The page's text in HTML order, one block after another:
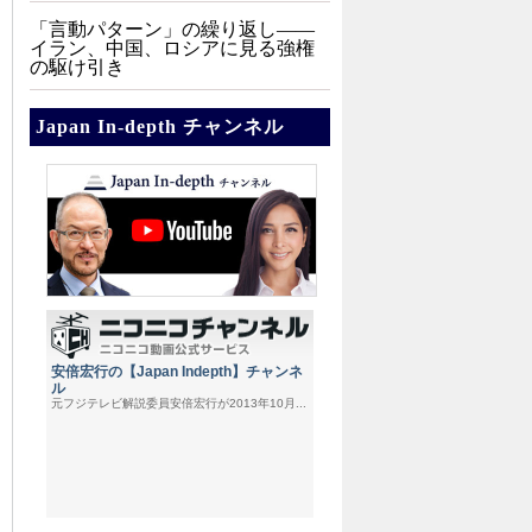
「言動パターン」の繰り返し――
イラン、中国、ロシアに見る強権
の駆け引き
Japan In-depth チャンネル